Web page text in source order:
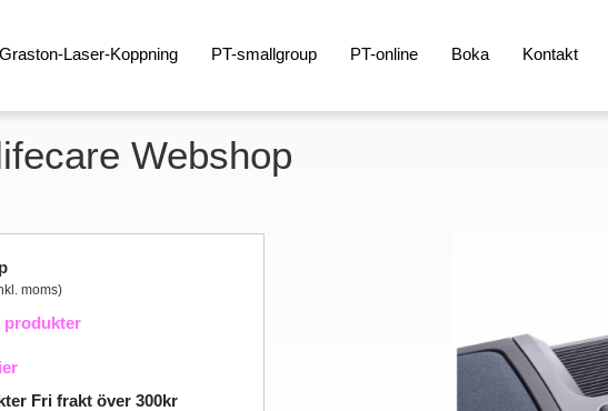
Graston-Laser-Koppning PT-smallgroup PT-online Boka Kontakt
Webshop
moms)
produkter
Fri frakt över 300kr